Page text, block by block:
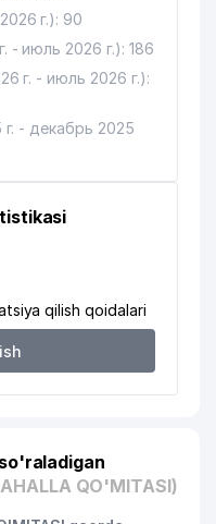
г.): 90
- июль 2026 г.): 186
г. - июль 2026 г.):
- декабрь 2025
qilish qoidalari
QO'MITASI)